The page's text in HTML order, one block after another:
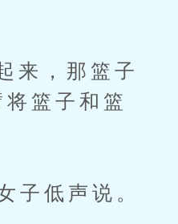
来，那篮子
篮子和篮
低声说。